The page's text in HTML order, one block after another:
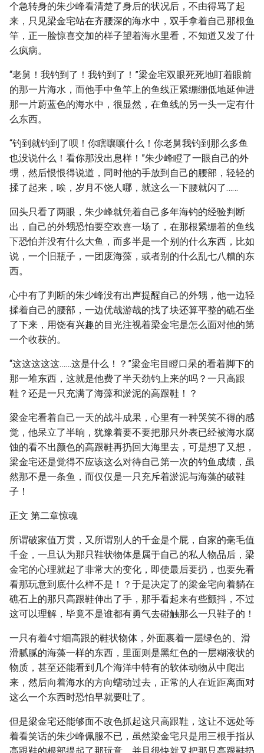
个急转身的朱少峰看清楚了身后的状况后，不由得骂了起
来，只见梁金宅站在齐腰深的海水中，双手拿着自己那根鱼
竿，正一脸惊喜交加的样子望着海水里看，不知道又发了什
么疯病。
“老舅！我钓到了！我钓到了！”梁金宅双眼死死地盯着眼前
的那一片海水，而他手中鱼竿上的鱼线正紧绷绷低地延伸进
那一片蔚蓝色的海水中，很显然，在鱼线的另一头一定有什
么东西。
“钓到就钓到了呗！你瞎嚷嚷什么！你老舅我钓到那么多鱼
也没说什么！看你那没出息样！”朱少峰瞪了一眼自己的外
甥，然后恨恨得说道，同时他的手放到自己的腰部，轻轻的
揉了起来，唉，岁月不饶人哪，就这么一下腰就闪了……
回头只看了两眼，朱少峰就凭着自己多年海钓的经验判断
出，自己的外甥恐怕要空欢喜一场了，在那根紧绷着的鱼线
下恐怕并没有什么大鱼，而多半是一个别的什么东西，比如
说，一个旧瓶子，一团废海藻，或者别的什么乱七八糟的东
西。
心中有了判断的朱少峰没有出声提醒自己的外甥，他一边轻
揉着自己的腰部，一边优哉游哉的找了块还算平整的礁石坐
了下来，用饶有兴趣的目光注视着梁金宅是怎么面对他的第
一个收获的。
“这这这这这……这是什么！？”梁金宅目瞪口呆的看着脚下的
那一堆东西，这就是他费了半天劲钓上来的吗？一只高跟
鞋？还是一只充满了海藻和淤泥的高跟鞋！？
梁金宅看着自己一天的战斗成果，心里有一种哭笑不得的感
觉，他呆立了半晌，犹豫着要不要把那只外表已经被海水腐
蚀的看不出颜色的高跟鞋再扔回大海里去，可是想了又想，
梁金宅还是觉得不应该这么对待自己第一次的钓鱼成绩，虽
然那不是一条鱼，而仅仅是一只充斥着淤泥与海藻的破鞋
子！
正文 第二章惊魂
所谓破家值万贯，又所谓别人的千金是个屁，自家的毫毛值
千金，一旦认为那只鞋状物体是属于自己的私人物品后，梁
金宅的心理就起了非常大的变化，即使最后要扔，也要先看
看那玩意到底什么样不是！？于是决定了的梁金宅向着躺在
礁石上的那只高跟鞋伸出了手，那手看起来有些颤抖，不过
这可以理解，毕竟不是谁都有勇气去碰触那么一只鞋子的！
一只有着4寸细高跟的鞋状物体，外面裹着一层绿色的、滑
滑腻腻的海藻一样的东西，里面则是黑红色的一层糊液状的
物质，甚至还能看到几个海洋中特有的软体动物从中爬出
来，然后向着海水的方向蠕动过去，正常的人在近距离面对
这么一个东西时恐怕早就要吐了。
但是梁金宅还能够面不改色抓起这只高跟鞋，这让不远处等
着看笑话的朱少峰佩服不已，虽然梁金宅只是用三根手指从